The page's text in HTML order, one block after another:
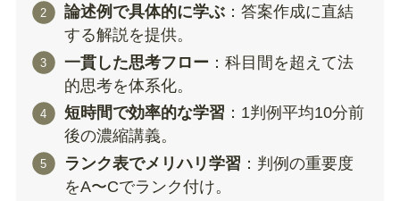
論述例で具体的に学ぶ：答案作成に直結
する解説を提供。
一貫した思考フロー ：科目間を超えて法
的思考を体系化。
短時間で効率的な学習 ：1判例平均10分前
後の濃縮講義。
ランク表でメリハリ学習 ：判例の重要度
をA〜Cでランク付け。